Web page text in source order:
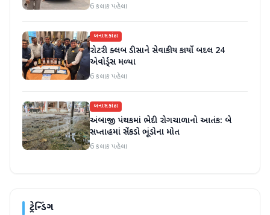
6 કલાક પહેલા
બનાસકાંઠા
રોટરી ક્લબ ડીસાને સેવાકીય કાર્યો બદલ 24
એવોર્ડ્સ મળ્યા
6 કલાક પહેલા
બનાસકાંઠા
અંબાજી પંથકમાં ભેદી રોગચાળાનો આતંક: બે
સપ્તાહમાં સેંકડો ભૂંડોના મોત
6 કલાક પહેલા
ટ્રેન્ડિંગ